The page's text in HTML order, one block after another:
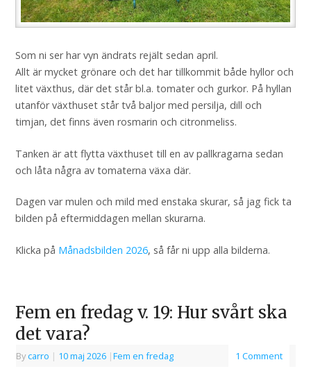
Som ni ser har vyn ändrats rejält sedan april.
Allt är mycket grönare och det har tillkommit både hyllor och
litet växthus, där det står bl.a. tomater och gurkor. På hyllan
utanför växthuset står två baljor med persilja, dill och
timjan, det finns även rosmarin och citronmeliss.
Tanken är att flytta växthuset till en av pallkragarna sedan
och låta några av tomaterna växa där.
Dagen var mulen och mild med enstaka skurar, så jag fick ta
bilden på eftermiddagen mellan skurarna.
Klicka på Månadsbilden 2026, så får ni upp alla bilderna.
Fem en fredag v. 19: Hur svårt ska
det vara?
Bycarro | 10 maj 2026 |Fem en fredag 1 Comment